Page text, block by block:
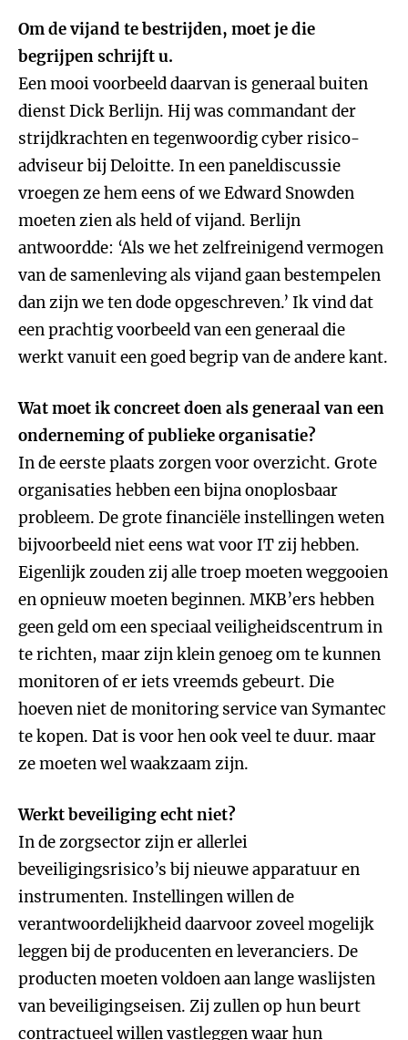
Om de vijand te bestrijden, moet je die
begrijpen schrijft u.
Een mooi voorbeeld daarvan is generaal buiten
dienst Dick Berlijn. Hij was commandant der
strijdkrachten en tegenwoordig cyber risico-
adviseur bij Deloitte. In een paneldiscussie
vroegen ze hem eens of we Edward Snowden
moeten zien als held of vijand. Berlijn
antwoordde: ‘Als we het zelfreinigend vermogen
van de samenleving als vijand gaan bestempelen
dan zijn we ten dode opgeschreven.’ Ik vind dat
een prachtig voorbeeld van een generaal die
werkt vanuit een goed begrip van de andere kant.
Wat moet ik concreet doen als generaal van een
onderneming of publieke organisatie?
In de eerste plaats zorgen voor overzicht. Grote
organisaties hebben een bijna onoplosbaar
probleem. De grote financiële instellingen weten
bijvoorbeeld niet eens wat voor IT zij hebben.
Eigenlijk zouden zij alle troep moeten weggooien
en opnieuw moeten beginnen. MKB’ers hebben
geen geld om een speciaal veiligheidscentrum in
te richten, maar zijn klein genoeg om te kunnen
monitoren of er iets vreemds gebeurt. Die
hoeven niet de monitoring service van Symantec
te kopen. Dat is voor hen ook veel te duur. maar
ze moeten wel waakzaam zijn.
Werkt beveiliging echt niet?
In de zorgsector zijn er allerlei
beveiligingsrisico’s bij nieuwe apparatuur en
instrumenten. Instellingen willen de
verantwoordelijkheid daarvoor zoveel mogelijk
leggen bij de producenten en leveranciers. De
producten moeten voldoen aan lange waslijsten
van beveiligingseisen. Zij zullen op hun beurt
contractueel willen vastleggen waar hun